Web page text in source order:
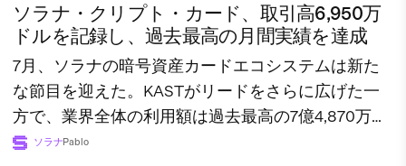
ソラナ・クリプト・カード、取引高6,950万
ドルを記録し、過去最高の月間実績を達成
7月、ソラナの暗号資産カードエコシステムは新た
な節目を迎えた。KASTがリードをさらに広げた一
方で、業界全体の利用額は過去最高の7億4,870万ド
ルに達した。
ソラナPablo